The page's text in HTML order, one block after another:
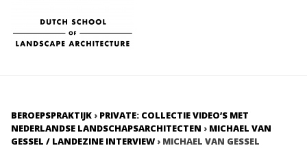
BEROEPSPRAKTIJK › PRIVATE: COLLECTIE VIDEO’S MET
NEDERLANDSE LANDSCHAPSARCHITECTEN › MICHAEL VAN
GESSEL / LANDEZINE INTERVIEW › MICHAEL VAN GESSEL